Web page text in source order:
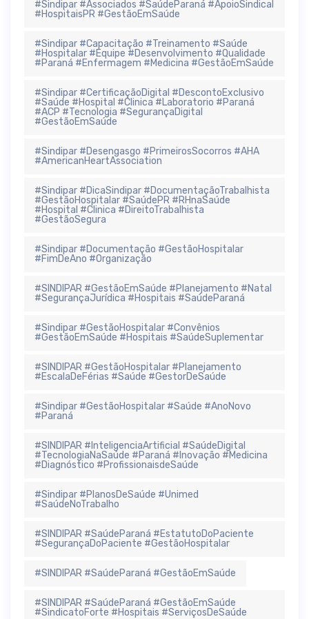
#Sindipar #Associados #SaúdeParaná #ApoioSindical
#HospitaisPR #GestãoEmSaúde
#Sindipar #Capacitação #Treinamento #Saúde
#Hospitalar #Equipe #Desenvolvimento #Qualidade
#Paraná #Enfermagem #Medicina #GestãoEmSaúde
#Sindipar #CertificaçãoDigital #DescontoExclusivo
#Saúde #Hospital #Clinica #Laboratorio #Paraná
#ACP #Tecnologia #SegurançaDigital
#GestãoEmSaúde
#Sindipar #Desengasgo #PrimeirosSocorros #AHA
#AmericanHeartAssociation
#Sindipar #DicaSindipar #DocumentaçãoTrabalhista
#GestãoHospitalar #SaúdePR #RHnaSaúde
#Hospital #Clinica #DireitoTrabalhista
#GestãoSegura
#Sindipar #Documentação #GestãoHospitalar
#FimDeAno #Organização
#SINDIPAR #GestãoEmSaúde #Planejamento #Natal
#SegurançaJurídica #Hospitais #SaúdeParaná
#Sindipar #GestãoHospitalar #Convênios
#GestãoEmSaúde #Hospitais #SaúdeSuplementar
#SINDIPAR #GestãoHospitalar #Planejamento
#EscalaDeFérias #Saúde #GestorDeSaúde
#Sindipar #GestãoHospitalar #Saúde #AnoNovo
#Paraná
#SINDIPAR #InteligenciaArtificial #SaúdeDigital
#TecnologiaNaSaúde #Paraná #Inovação #Medicina
#Diagnóstico #ProfissionaisdeSaúde
#Sindipar #PlanosDeSaúde #Unimed
#SaúdeNoTrabalho
#SINDIPAR #SaúdeParaná #EstatutoDoPaciente
#SegurançaDoPaciente #GestãoHospitalar
#SINDIPAR #SaúdeParaná #GestãoEmSaúde
#SINDIPAR #SaúdeParaná #GestãoEmSaúde
#SindicatoForte #Hospitais #ServiçosDeSaúde